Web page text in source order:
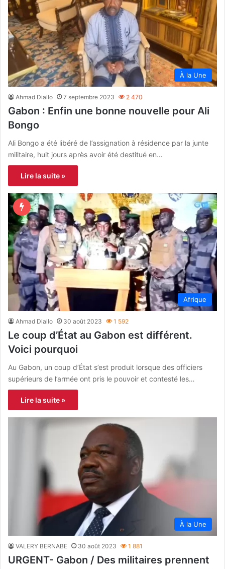
À la Une
Ahmad Diallo 7 septembre 2023 2 470
Gabon : Enfin une bonne nouvelle pour Ali
Bongo
Ali Bongo a été libéré de l’assignation à résidence par la junte
militaire, huit jours après avoir été destitué en…
Lire la suite »
Afrique
Ahmad Diallo 30 août 2023 1 592
Le coup d’État au Gabon est différent.
Voici pourquoi
Au Gabon, un coup d’État s’est produit lorsque des officiers
supérieurs de l’armée ont pris le pouvoir et contesté les…
Lire la suite »
À la Une
VALERY BERNABE 30 août 2023 1 881
URGENT- Gabon / Des militaires prennent